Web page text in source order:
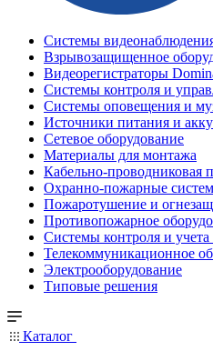
Системы
Взрывозащищенное
Видеорегистраторы
Системы контроля и
Системы оповещения и
Источники питания и
Сетевое оборудование
Материалы для монтажа
Кабельно-проводниковая
Охранно-пожарные
Пожаротушение и
Противопожарное
Системы контроля и учета
Телекоммуникационное
Электрооборудование
Типовые решения
Каталог